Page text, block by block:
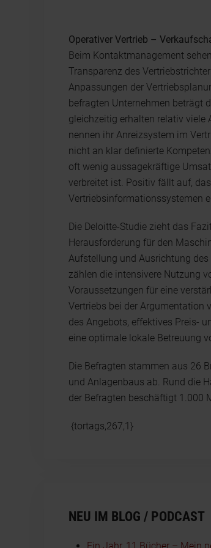
Operativer Vertrieb –
Beim Kontaktmanagement
Transparenz des
Anpassungen der
befragten Unternehmen beträgt
gleichzeitig erhalten relativ viele
nennen ihr Anreizsystem im
nicht an klar definierte
oft wenig aussagekräftige
verbreitet ist. Positiv fällt auf,
Vertriebsinformationssystemen
Die Deloitte-Studie zieht das
Herausforderung für den
Aufstellung und Ausrichtung
zählen die intensivere Nutzung
Voraussetzungen für eine
Vertriebs bei der Argumentation
des Angebots, effektives Preis-
eine optimale lokale Betreuung
Die Befragten stammen aus 26
und Anlagenbaus ab. Rund die
der Befragten beschäftigt 1.000
{tortags,267,1}
NEU IM BLOG / PODCAST